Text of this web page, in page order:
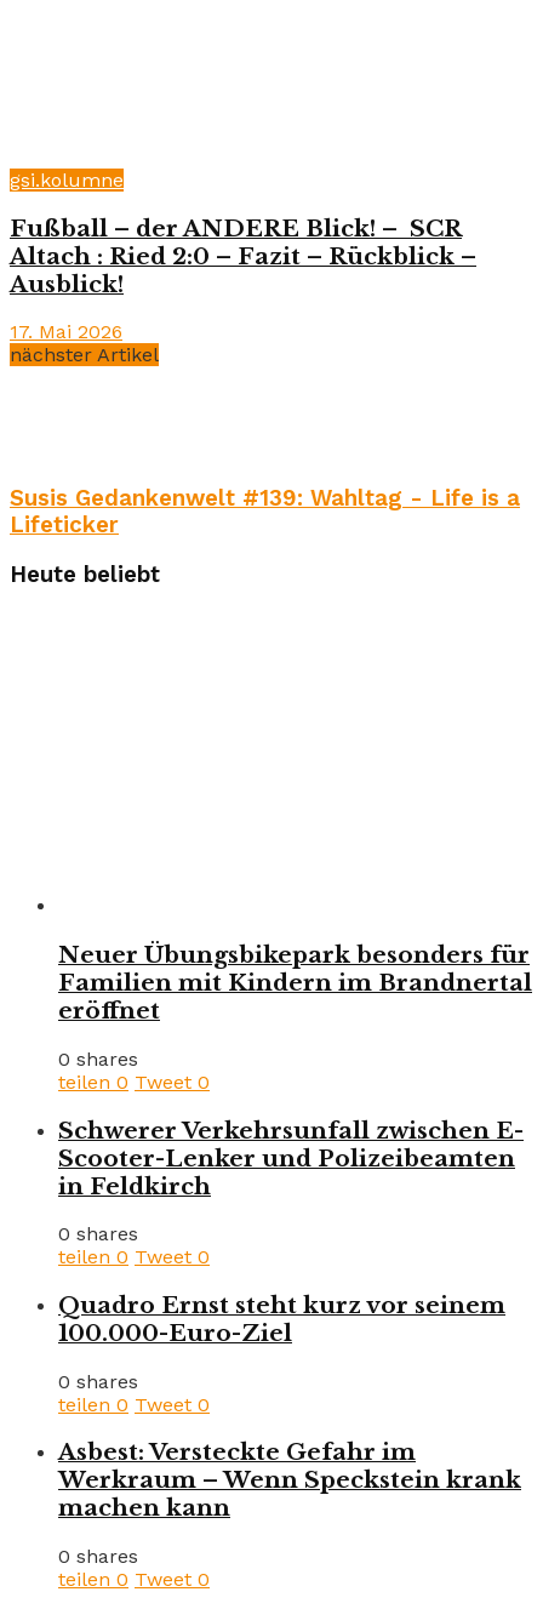
gsi.kolumne
Fußball – der ANDERE Blick! – SCR
Altach : Ried 2:0 – Fazit – Rückblick –
Ausblick!
17. Mai 2026
nächster Artikel
Susis Gedankenwelt #139: Wahltag - Life is a
Lifeticker
Heute beliebt
Neuer Übungsbikepark besonders für
Familien mit Kindern im Brandnertal
eröffnet
0 shares
teilen 0 Tweet 0
Schwerer Verkehrsunfall zwischen E-
Scooter-Lenker und Polizeibeamten
in Feldkirch
0 shares
teilen 0 Tweet 0
Quadro Ernst steht kurz vor seinem
100.000-Euro-Ziel
0 shares
teilen 0 Tweet 0
Asbest: Versteckte Gefahr im
Werkraum – Wenn Speckstein krank
machen kann
0 shares
teilen 0 Tweet 0